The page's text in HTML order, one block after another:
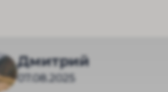
Дмитрий
07.08.2025